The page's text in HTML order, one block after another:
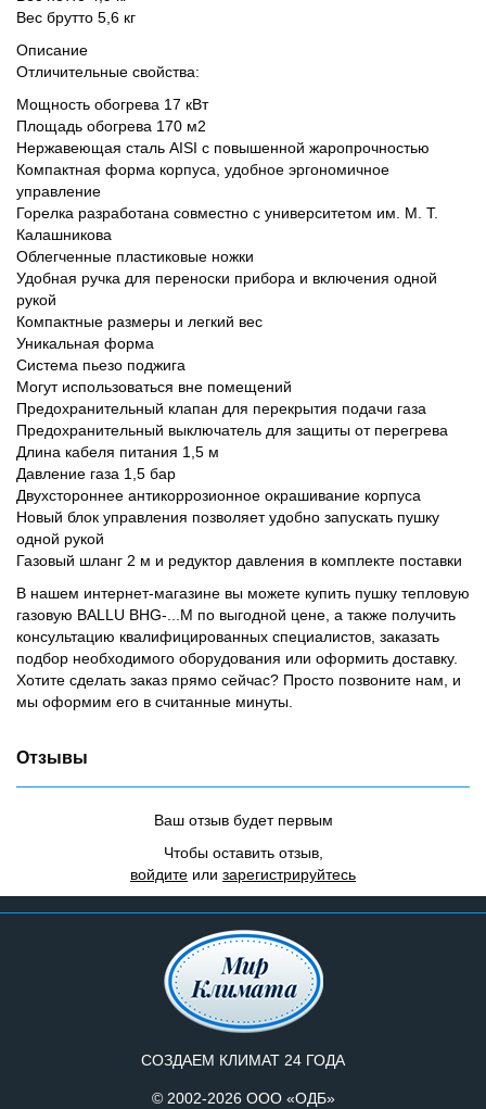
Вес брутто 5,6 кг
Описание
Отличительные свойства:
Мощность обогрева 17 кВт
Площадь обогрева 170 м2
Нержавеющая сталь AISI с повышенной жаропрочностью
Компактная форма корпуса, удобное эргономичное
управление
Горелка разработана совместно с университетом им. М. Т.
Калашникова
Облегченные пластиковые ножки
Удобная ручка для переноски прибора и включения одной
рукой
Компактные размеры и легкий вес
Уникальная форма
Система пьезо поджига
Могут использоваться вне помещений
Предохранительный клапан для перекрытия подачи газа
Предохранительный выключатель для защиты от перегрева
Длина кабеля питания 1,5 м
Давление газа 1,5 бар
Двухстороннее антикоррозионное окрашивание корпуса
Новый блок управления позволяет удобно запускать пушку
одной рукой
Газовый шланг 2 м и редуктор давления в комплекте поставки
В нашем интернет-магазине вы можете купить пушку тепловую
газовую BALLU BHG-...M по выгодной цене, а также получить
консультацию квалифицированных специалистов, заказать
подбор необходимого оборудования или оформить доставку.
Хотите сделать заказ прямо сейчас? Просто позвоните нам, и
мы оформим его в считанные минуты.
Отзывы
Ваш отзыв будет первым
Чтобы оставить отзыв,
войдите или зарегистрируйтесь
СОЗДАЕМ КЛИМАТ 24 ГОДА
© 2002-2026 ООО «ОДБ»